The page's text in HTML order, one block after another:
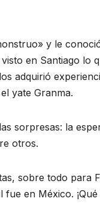
y le
en Santiago
adquirió
yate Granma.
sorpresas: la
otros.
sobre todo
en México.